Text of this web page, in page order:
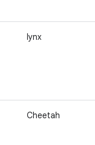
lynx
Cheetah